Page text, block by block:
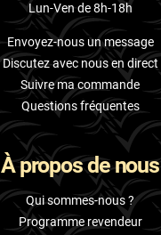
Lun-Ven de 8h-18h
Envoyez-nous un message
Discutez avec nous en direct
Suivre ma commande
Questions fréquentes
À propos de nous
Qui sommes-nous ?
Programme revendeur